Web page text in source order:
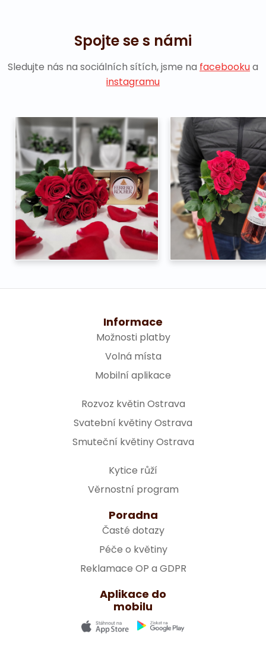
Spojte se s námi
Sledujte nás na sociálních sítích, jsme na facebookua
instagramu
Informace
Možnosti platby
Volná místa
Mobilní aplikace
Rozvoz květin Ostrava
Svatební květiny Ostrava
Smuteční květiny Ostrava
Kytice růží
Věrnostní program
Poradna
Časté dotazy
Péče o květiny
Reklamace OP a GDPR
Aplikace do
mobilu